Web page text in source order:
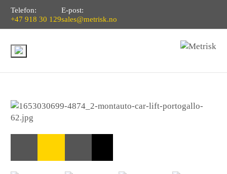
Telefon:
+47 918 30 129
E-post:
sales@metrisk.no